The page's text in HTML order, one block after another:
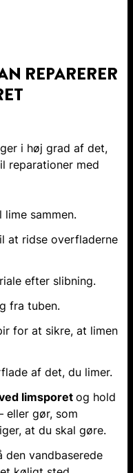
REPARERER
i høj grad af det,
reparationer med
lime sammen.
at ridse overfladerne
efter slibning.
fra tuben.
for at sikre, at limen
af det, du limer.
limsporet og hold
eller gør, som
at du skal gøre.
den vandbaserede